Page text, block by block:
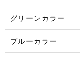
グリーンカラー
ブルーカラー